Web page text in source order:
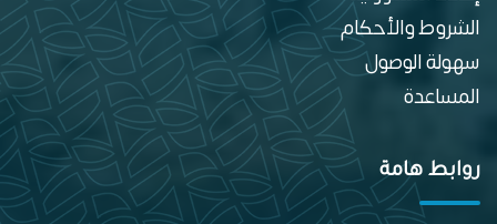
الشروط والأحكام
سهولة الوصول
المساعدة
روابط هامة